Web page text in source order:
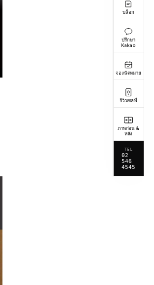
บล็อก
ปรึกษา
Kakao
จองนัดหมาย
รีวิวเซลฟี่
ภาพก่อน &
หลัง
TEL
02
546
4545